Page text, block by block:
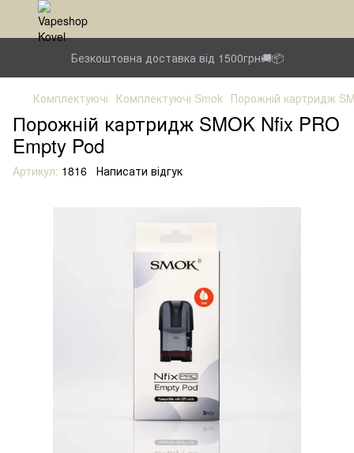
Безкоштовна доставка від 1500грн🚚📦
Комплектуючі Комплектуючі Smok Порожній картридж
Порожній картридж SMOK Nfix PRO
Empty Pod
Артикул: 1816 Написати відгук